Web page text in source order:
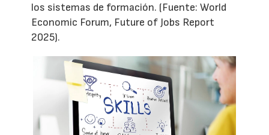
los sistemas de formación. (Fuente: World
Economic Forum, Future of Jobs Report
2025).